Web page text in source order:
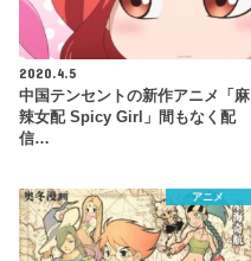
2020.4.5
中国テンセントの新作アニメ「麻
辣女配 Spicy Girl」間もなく配
信…
アニメ